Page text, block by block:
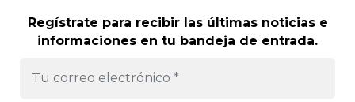
Regístrate para recibir las últimas noticias e
informaciones en tu bandeja de entrada.